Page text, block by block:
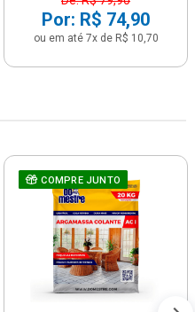
Por: R$ 74,90
ou em até 7x de R$ 10,70
COMPRE JUNTO